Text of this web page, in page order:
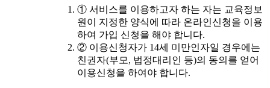
① 서비스를 이용하고자 하는 자는 교육정보
원이 지정한 양식에 따라 온라인신청을 이용
하여 가입 신청을 해야 합니다.
② 이용신청자가 14세 미만인자일 경우에는
친권자(부모, 법정대리인 등)의 동의를 얻어
이용신청을 하여야 합니다.